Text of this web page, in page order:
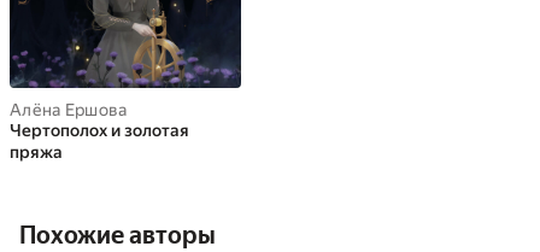
Алёна Ершова
Чертополох и золотая
пряжа
Похожие авторы